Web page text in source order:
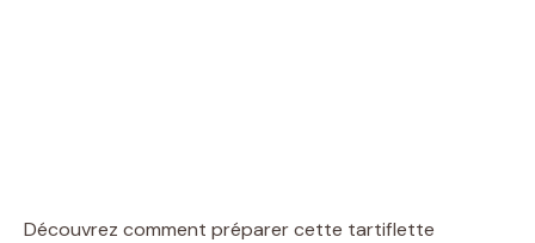
Découvrez comment préparer cette tartiflette